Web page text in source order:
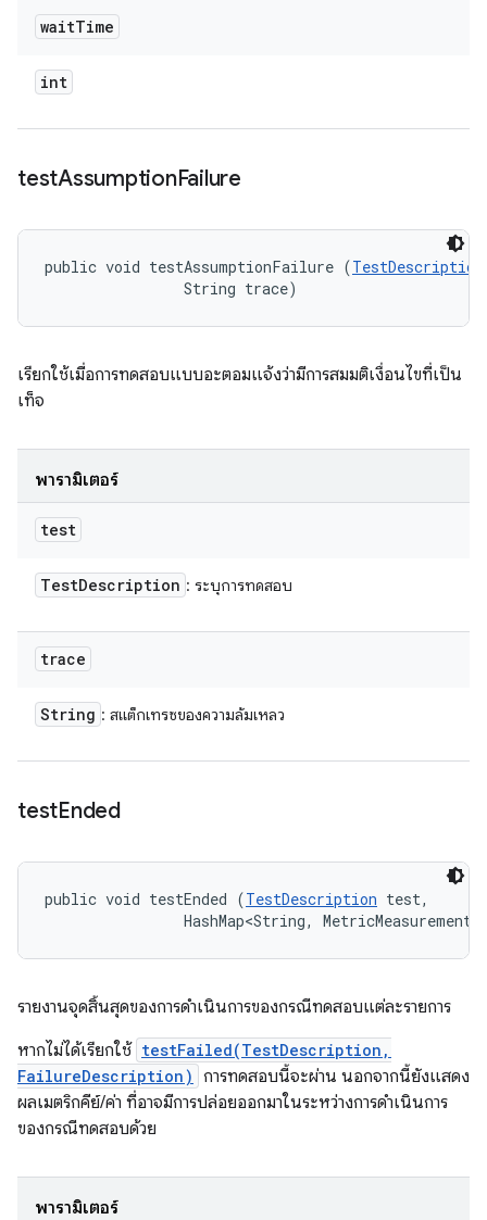
waitTime
int
testAssumptionFailure
public void testAssumptionFailure (TestDescription
                String trace)
เรียกใช้เมื่อการทดสอบแบบอะตอมแจ้งว่ามีการสมมติเงื่อนไขที่เป็น
เท็จ
พารามิเตอร์
test
TestDescription : ระบุการทดสอบ
trace
String : สแต็กเทรซของความล้มเหลว
testEnded
public void testEnded (TestDescription test,
HashMap<String,
รายงานจุดสิ้นสุดของการดำเนินการของกรณีทดสอบแต่ละรายการ
หากไม่ได้เรียกใช้ testFailed(TestDescription,
FailureDescription) การทดสอบนี้จะผ่าน นอกจากนี้ยังแสดง
ผลเมตริกคีย์/ค่า ที่อาจมีการปล่อยออกมาในระหว่างการดำเนินการ
ของกรณีทดสอบด้วย
พารามิเตอร์